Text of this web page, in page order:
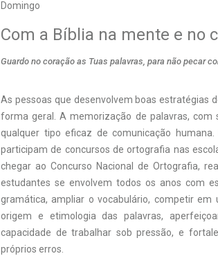
Domingo
Com a Bíblia na mente e no
Guardo no coração as Tuas palavras, para não pecar
As pessoas que desenvolvem boas
forma geral. A memorização de palavras, com
qualquer tipo eficaz de comunicação
participam de concursos de ortografia nas
chegar ao Concurso Nacional de Ortografia,
estudantes se envolvem todos os anos com
gramática, ampliar o vocabulário, competir
origem e etimologia das palavras,
capacidade de trabalhar sob pressão, e
próprios erros.